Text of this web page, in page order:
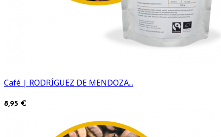
Café | RODRÍGUEZ DE MENDOZA...
8,95 €